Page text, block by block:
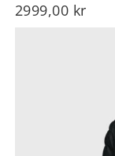
2999,00 kr